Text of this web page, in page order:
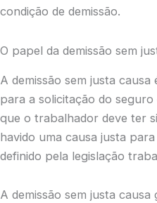
condição de demissão.
O papel da demissão sem
A demissão sem justa
para a solicitação do
que o trabalhador deve ter
havido uma causa justa
definido pela legislação
A demissão sem justa